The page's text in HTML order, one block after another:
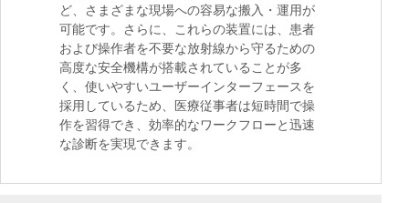
ど、さまざまな現場への容易な搬入・運用が
可能です。さらに、これらの装置には、患者
および操作者を不要な放射線から守るための
高度な安全機構が搭載されていることが多
く、使いやすいユーザーインターフェースを
採用しているため、医療従事者は短時間で操
作を習得でき、効率的なワークフローと迅速
な診断を実現できます。